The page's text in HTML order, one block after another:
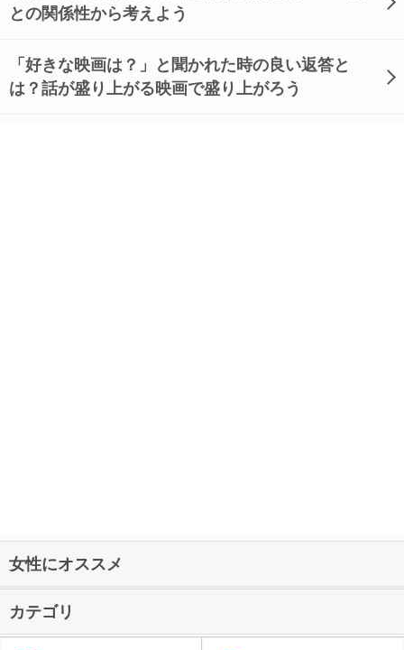
との関係性から考えよう
「好きな映画は？」と聞かれた時の良い返答と
は？話が盛り上がる映画で盛り上がろう
女性にオススメ
カテゴリ